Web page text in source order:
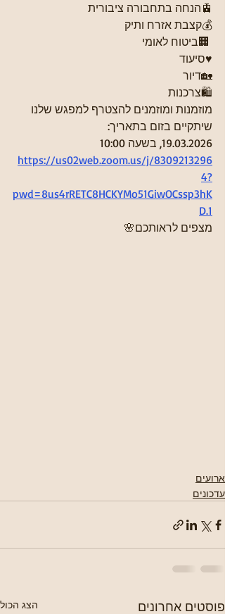
🚊הנחה בתחבורה ציבורית
💰קצבת אזרח ותיק
♥️סיעוד
🏡דיור
🛍️צרכנות
מוזמנות ומוזמנים להצטרף למפגש שלנו
שיתקיים בזום בתאריך:
19.03.2026, בשעה 10:00
https://us02web.zoom.us/j/8309213296
4?
pwd=8us4rRETC8HCKYMo51GiwOCssp3hK
D.1
מצפים לראותכם🌸
ארועים
עדכונים
פוסטים אחרונים הצג הכול